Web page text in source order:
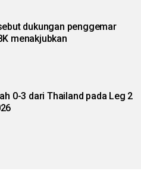
dukungan penggemar
menakjubkan
0-3 dari Thailand pada Leg 2